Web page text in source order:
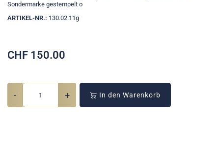
Sondermarke gestempelt o
ARTIKEL-NR.: 130.02.11g
CHF 150.00
- + In den Warenkorb